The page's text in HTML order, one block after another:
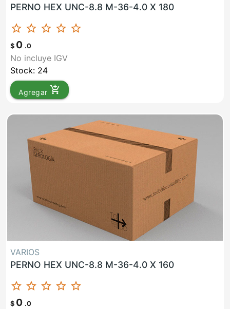
PERNO HEX UNC-8.8 M-36-4.0 X 180
star_border star_border star_border star_border star_border
$ 0 .0
No incluye IGV
Stock: 24
Agregar add_shopping_cart
VARIOS
PERNO HEX UNC-8.8 M-36-4.0 X 160
star_border star_border star_border star_border star_border
$ 0 .0